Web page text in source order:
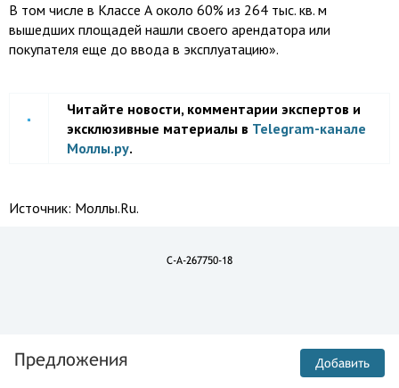
В том числе в Классе А около 60% из 264 тыс. кв. м
вышедших площадей нашли своего арендатора или
покупателя еще до ввода в эксплуатацию».
Читайте новости, комментарии экспертов и
эксклюзивные материалы в Telegram-канале
Моллы.ру.
Источник: Моллы.Ru.
C-A-267750-18
Предложения Добавить